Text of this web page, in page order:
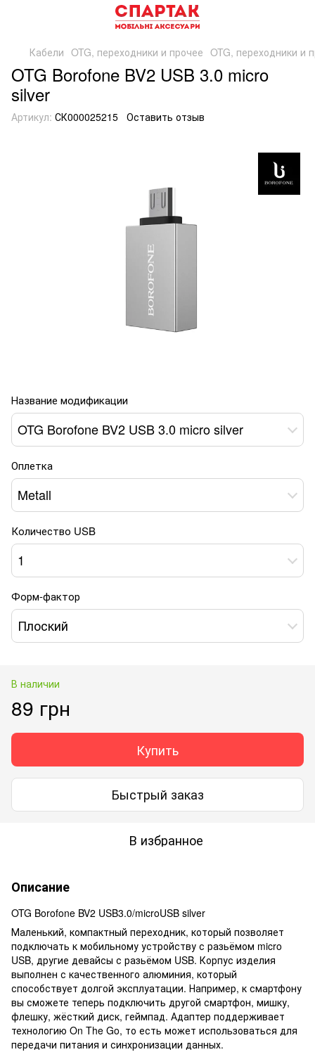
Кабели OTG, переходники и прочее OTG, переходники и
OTG Borofone BV2 USB 3.0 micro
silver
Артикул: СК000025215 Оставить отзыв
Название модификации
OTG Borofone BV2 USB 3.0 micro silver
Оплетка
Metall
Количество USB
1
Форм-фактор
Плоский
В наличии
89 грн
Купить
Быстрый заказ
В избранное
Описание
OTG Borofone BV2 USB3.0/microUSB silver
Маленький, компактный переходник, который позволяет
подключать к мобильному устройству с разьёмом micro
USB, другие девайсы с разьёмом USB. Корпус изделия
выполнен с качественного алюминия, который
способствует долгой эксплуатации. Например, к смартфону
вы сможете теперь подключить другой смартфон, мишку,
флешку, жёсткий диск, геймпад. Адаптер поддерживает
технологию On The Go, то есть может использоваться для
передачи питания и синхронизации данных.